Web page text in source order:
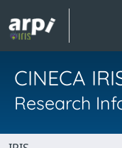
CINECA
Research